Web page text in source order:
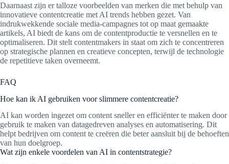
Daarnaast zijn er talloze voorbeelden van merken die met behulp van
innovatieve contentcreatie met AI trends hebben gezet. Van
indrukwekkende sociale media-campagnes tot op maat gemaakte
artikels, AI biedt de kans om de contentproductie te versnellen en te
optimaliseren. Dit stelt contentmakers in staat om zich te concentreren
op strategische plannen en creatieve concepten, terwijl de technologie
de repetitieve taken overneemt.
FAQ
Hoe kan ik AI gebruiken voor slimmere contentcreatie?
AI kan worden ingezet om content sneller en efficiënter te maken door
gebruik te maken van datagedreven analyses en automatisering. Dit
helpt bedrijven om content te creëren die beter aansluit bij de behoeften
van hun doelgroep.
Wat zijn enkele voordelen van AI in contentstrategie?